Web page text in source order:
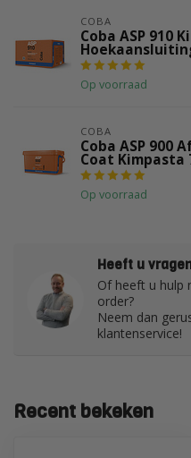
COBA
Coba ASP 910
Op voorraad
COBA
Coba ASP 900
Coat Kimpasta
Op voorraad
Heeft u
Of heeft u hulp
order?
Neem dan
klantenservice!
Recent bekeken